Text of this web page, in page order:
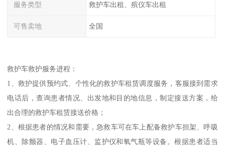
服务类型 救护车出租、殡仪车出租
可售卖地 全国
救护车救护服务进程：
1、救护提供预约式、个性化的救护车租赁调度服务，客服接到需求
电话后，查询患者情况、出发地和目的地信息，制定接送方案，给
出合理的救护车租赁接送价格；
2、根据患者的情况和需要，急救车可在车上配备救护车担架、呼吸
机、除颤器、电子血压计、监护仪和氧气瓶等设备。根据患者适当